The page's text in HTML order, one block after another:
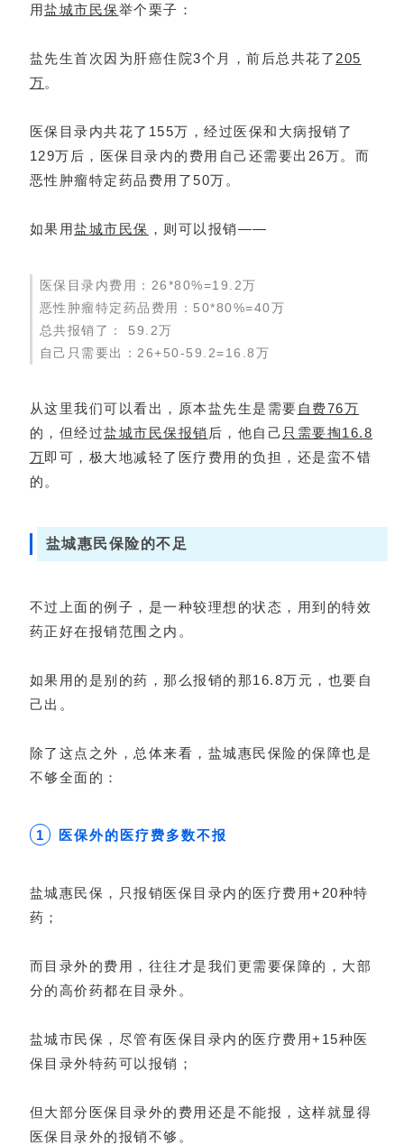
用盐城市民保举个栗子：
盐先生首次因为肝癌住院3个月，前后总共花了 205
万。
医保目录内共花了155万，经过医保和大病报销了
129万后，医保目录内的费用自己还需要出26万。而
恶性肿瘤特定药品费用了50万。
如果用盐城市民保 ，则可以报销——
医保目录内费用：26*80%=19.2万
恶性肿瘤特定药品费用：50*80%=40万
总共报销了： 59.2万
自己只需要出：26+50-59.2=16.8万
从这里我们可以看出，原本盐先生是需要 自费76万
的，但经过盐城市民保报销 后，他自己 只需要掏16.8
万即可，极大地减轻了医疗费用的负担，还是蛮不错
的。
盐城惠民保险的不足
不过上面的例子，是一种较理想的状态，用到的特效
药正好在报销范围之内。
如果用的是别的药，那么报销的那16.8万元，也要自
己出。
除了这点之外，总体来看，盐城惠民保险的保障也是
不够全面的：
1 医保外的医疗费多数不报
盐城惠民保，只报销医保目录内的医疗费用+20种特
药；
而目录外的费用，往往才是我们更需要保障的，大部
分的高价药都在目录外。
盐城市民保，尽管有医保目录内的医疗费用+15种医
保目录外特药可以报销；
但大部分医保目录外的费用还是不能报，这样就显得
医保目录外的报销不够。